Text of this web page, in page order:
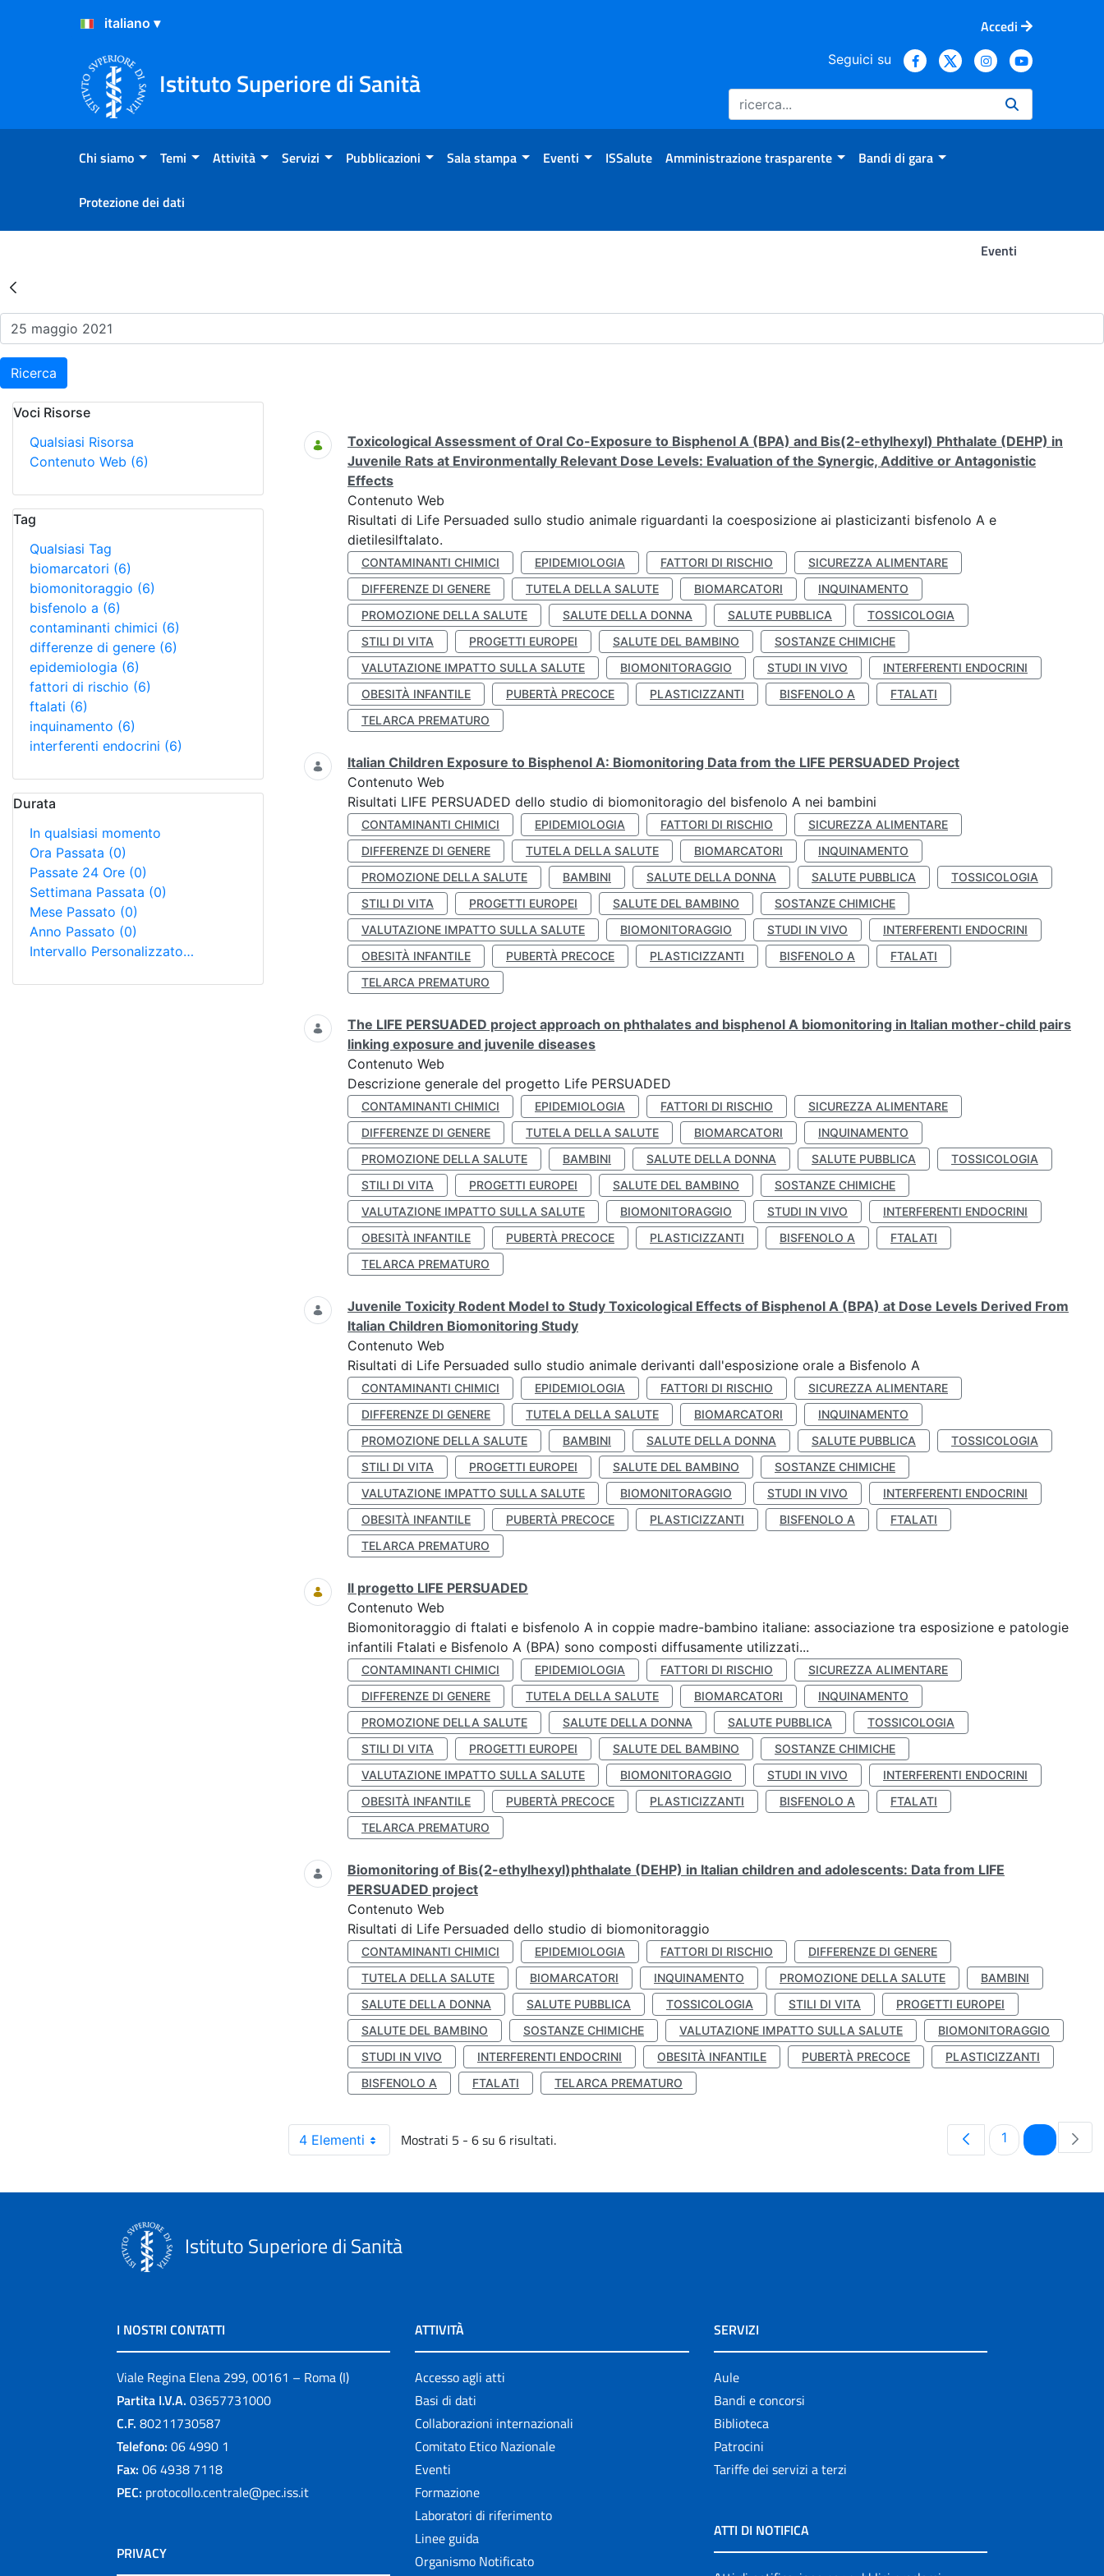
Salta al Contenuto
Salta al Footer
Accedi
Istituto Superiore di Sanità
Seguici su
Chi siamo Temi Attività Servizi Pubblicazioni Sala stampa Eventi ISSalute Amministrazione trasparente Bandi di gara
Protezione dei dati
Eventi
Risultati della Ricerca - Eventi
Ricerca
Voci Risorse
Qualsiasi Risorsa
Contenuto Web (6)
Tag
Qualsiasi Tag
biomarcatori (6)
biomonitoraggio (6)
bisfenolo a (6)
contaminanti chimici (6)
differenze di genere (6)
epidemiologia (6)
fattori di rischio (6)
ftalati (6)
inquinamento (6)
interferenti endocrini (6)
Durata
In qualsiasi momento
Ora Passata (0)
Passate 24 Ore (0)
Settimana Passata (0)
Mese Passato (0)
Anno Passato (0)
Intervallo Personalizzato…
Ricerca
Toxicological Assessment of Oral Co-Exposure to Bisphenol A (BPA) and Bis(2-ethylhexyl) Phthalate (DEHP) in
Juvenile Rats at Environmentally Relevant Dose Levels: Evaluation of the Synergic, Additive or Antagonistic
Effects
Contenuto Web
Risultati di Life Persuaded sullo studio animale riguardanti la coesposizione ai plasticizanti bisfenolo A e
dietilesilftalato.
CONTAMINANTI CHIMICI EPIDEMIOLOGIA FATTORI DI RISCHIO
SICUREZZA ALIMENTARE
DIFFERENZE DI GENERE
TUTELA DELLA SALUTE BIOMARCATORI
INQUINAMENTO
PROMOZIONE DELLA SALUTE
SALUTE DELLA DONNA SALUTE PUBBLICA
TOSSICOLOGIA
STILI DI VITA
PROGETTI EUROPEI SALUTE DEL BAMBINO
SOSTANZE CHIMICHE
VALUTAZIONE IMPATTO SULLA SALUTE
BIOMONITORAGGIO STUDI IN VIVO
INTERFERENTI ENDOCRINI
OBESITÀ INFANTILE
PUBERTÀ PRECOCE PLASTICIZZANTI BISFENOLO A
FTALATI
TELARCA PREMATURO
Italian Children Exposure to Bisphenol A: Biomonitoring Data from the LIFE PERSUADED Project
Contenuto Web
Risultati LIFE PERSUADED dello studio di biomonitoragio del bisfenolo A nei bambini
CONTAMINANTI CHIMICI EPIDEMIOLOGIA FATTORI DI RISCHIO
SICUREZZA ALIMENTARE
DIFFERENZE DI GENERE
TUTELA DELLA SALUTE BIOMARCATORI
INQUINAMENTO
PROMOZIONE DELLA SALUTE
BAMBINI SALUTE DELLA DONNA SALUTE PUBBLICA
TOSSICOLOGIA
STILI DI VITA
PROGETTI EUROPEI SALUTE DEL BAMBINO
SOSTANZE CHIMICHE
VALUTAZIONE IMPATTO SULLA SALUTE
BIOMONITORAGGIO STUDI IN VIVO
INTERFERENTI ENDOCRINI
OBESITÀ INFANTILE
PUBERTÀ PRECOCE PLASTICIZZANTI BISFENOLO A
FTALATI
TELARCA PREMATURO
The LIFE PERSUADED project approach on phthalates and bisphenol A biomonitoring in Italian mother-child pairs
linking exposure and juvenile diseases
Contenuto Web
Descrizione generale del progetto Life PERSUADED
CONTAMINANTI CHIMICI EPIDEMIOLOGIA FATTORI DI RISCHIO
SICUREZZA ALIMENTARE
DIFFERENZE DI GENERE
TUTELA DELLA SALUTE BIOMARCATORI
INQUINAMENTO
PROMOZIONE DELLA SALUTE
BAMBINI SALUTE DELLA DONNA SALUTE PUBBLICA
TOSSICOLOGIA
STILI DI VITA
PROGETTI EUROPEI SALUTE DEL BAMBINO
SOSTANZE CHIMICHE
VALUTAZIONE IMPATTO SULLA SALUTE
BIOMONITORAGGIO STUDI IN VIVO
INTERFERENTI ENDOCRINI
OBESITÀ INFANTILE
PUBERTÀ PRECOCE PLASTICIZZANTI BISFENOLO A
FTALATI
TELARCA PREMATURO
Juvenile Toxicity Rodent Model to Study Toxicological Effects of Bisphenol A (BPA) at Dose Levels Derived From
Italian Children Biomonitoring Study
Contenuto Web
Risultati di Life Persuaded sullo studio animale derivanti dall'esposizione orale a Bisfenolo A
CONTAMINANTI CHIMICI EPIDEMIOLOGIA FATTORI DI RISCHIO
SICUREZZA ALIMENTARE
DIFFERENZE DI GENERE
TUTELA DELLA SALUTE BIOMARCATORI
INQUINAMENTO
PROMOZIONE DELLA SALUTE
BAMBINI SALUTE DELLA DONNA SALUTE PUBBLICA
TOSSICOLOGIA
STILI DI VITA
PROGETTI EUROPEI SALUTE DEL BAMBINO
SOSTANZE CHIMICHE
VALUTAZIONE IMPATTO SULLA SALUTE
BIOMONITORAGGIO STUDI IN VIVO
INTERFERENTI ENDOCRINI
OBESITÀ INFANTILE
PUBERTÀ PRECOCE PLASTICIZZANTI BISFENOLO A
FTALATI
TELARCA PREMATURO
Il progetto LIFE PERSUADED
Contenuto Web
Biomonitoraggio di ftalati e bisfenolo A in coppie madre-bambino italiane: associazione tra esposizione e patologie
infantili Ftalati e Bisfenolo A (BPA) sono composti diffusamente utilizzati...
CONTAMINANTI CHIMICI EPIDEMIOLOGIA FATTORI DI RISCHIO
SICUREZZA ALIMENTARE
DIFFERENZE DI GENERE
TUTELA DELLA SALUTE BIOMARCATORI
INQUINAMENTO
PROMOZIONE DELLA SALUTE
SALUTE DELLA DONNA SALUTE PUBBLICA
TOSSICOLOGIA
STILI DI VITA
PROGETTI EUROPEI SALUTE DEL BAMBINO
SOSTANZE CHIMICHE
VALUTAZIONE IMPATTO SULLA SALUTE
BIOMONITORAGGIO STUDI IN VIVO
INTERFERENTI ENDOCRINI
OBESITÀ INFANTILE
PUBERTÀ PRECOCE PLASTICIZZANTI BISFENOLO A
FTALATI
TELARCA PREMATURO
Biomonitoring of Bis(2-ethylhexyl)phthalate (DEHP) in Italian children and adolescents: Data from LIFE
PERSUADED project
Contenuto Web
Risultati di Life Persuaded dello studio di biomonitoraggio
CONTAMINANTI CHIMICI EPIDEMIOLOGIA FATTORI DI RISCHIO
DIFFERENZE DI GENERE
TUTELA DELLA SALUTE
BIOMARCATORI INQUINAMENTO PROMOZIONE DELLA SALUTE
BAMBINI
SALUTE DELLA DONNA
SALUTE PUBBLICA TOSSICOLOGIA STILI DI VITA
PROGETTI EUROPEI
SALUTE DEL BAMBINO
SOSTANZE CHIMICHE VALUTAZIONE IMPATTO SULLA SALUTE
BIOMONITORAGGIO
STUDI IN VIVO
INTERFERENTI ENDOCRINI OBESITÀ INFANTILE PUBERTÀ PRECOCE
PLASTICIZZANTI
BISFENOLO A
FTALATI TELARCA PREMATURO
4 Elementi Mostrati 5 - 6 su 6 risultati. Pagina
1 Pagina
Istituto Superiore di Sanità
I NOSTRI CONTATTI
Viale Regina Elena 299, 00161 – Roma (I)
Partita I.V.A. 03657731000
C.F. 80211730587
Telefono: 06 4990 1
Fax: 06 4938 7118
PEC: protocollo.centrale@pec.iss.it
PRIVACY
ATTIVITÀ
Accesso agli atti
Basi di dati
Collaborazioni internazionali
Comitato Etico Nazionale
Eventi
Formazione
Laboratori di riferimento
Linee guida
Organismo Notificato
SERVIZI
Aule
Bandi e concorsi
Biblioteca
Patrocini
Tariffe dei servizi a terzi
ATTI DI NOTIFICA